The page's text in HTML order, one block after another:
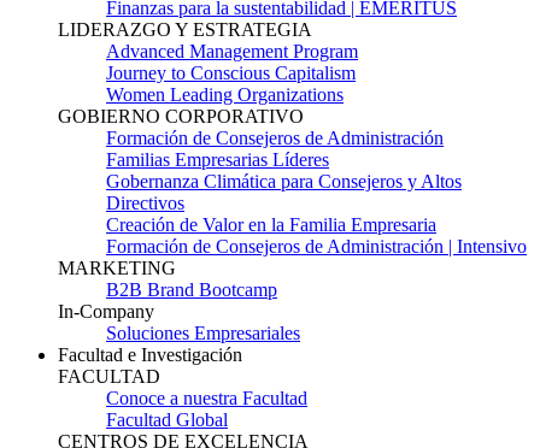
Finanzas para la sustentabilidad | EMERITUS
LIDERAZGO Y ESTRATEGIA
Advanced Management Program
Journey to Conscious Capitalism
Women Leading Organizations
GOBIERNO CORPORATIVO
Formación de Consejeros de Administración
Familias Empresarias Líderes
Gobernanza Climática para Consejeros y Altos
Directivos
Creación de Valor en la Familia Empresaria
Formación de Consejeros de Administración | Intensivo
MARKETING
B2B Brand Bootcamp
In-Company
Soluciones Empresariales
Facultad e Investigación
FACULTAD
Conoce a nuestra Facultad
Facultad Global
CENTROS DE EXCELENCIA